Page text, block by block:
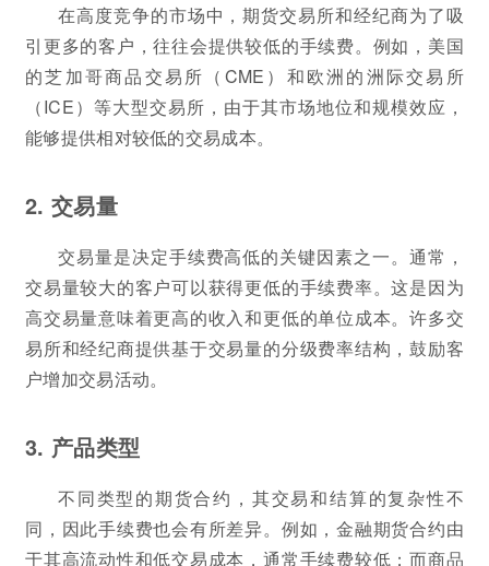
在高度竞争的市场中，期货交易所和经纪商为了吸
引更多的客户，往往会提供较低的手续费。例如，美国
的芝加哥商品交易所（CME）和欧洲的洲际交易所
（ICE）等大型交易所，由于其市场地位和规模效应，
能够提供相对较低的交易成本。
2. 交易量
交易量是决定手续费高低的关键因素之一。通常，
交易量较大的客户可以获得更低的手续费率。这是因为
高交易量意味着更高的收入和更低的单位成本。许多交
易所和经纪商提供基于交易量的分级费率结构，鼓励客
户增加交易活动。
3. 产品类型
不同类型的期货合约，其交易和结算的复杂性不
同，因此手续费也会有所差异。例如，金融期货合约由
于其高流动性和低交易成本，通常手续费较低；而商品